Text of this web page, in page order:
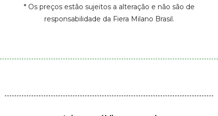
* Os preços estão sujeitos a alteração e não são de
responsabilidade da Fiera Milano Brasil.